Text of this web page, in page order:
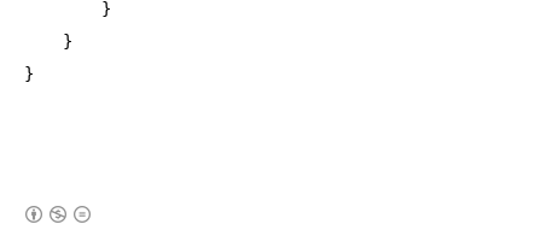
        }
    }
}